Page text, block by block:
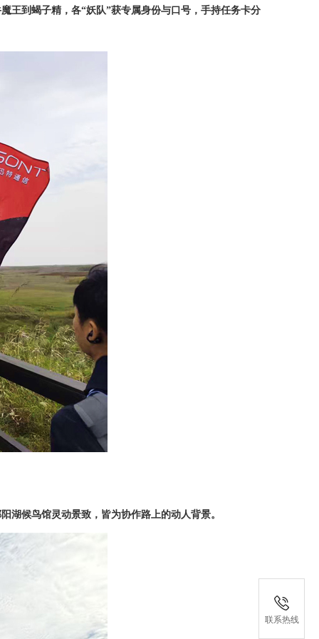
王到蝎子精，各“妖队”获专属身份与口号，手持任务卡分
湖候鸟馆灵动景致，皆为协作路上的动人背景。
联系热线